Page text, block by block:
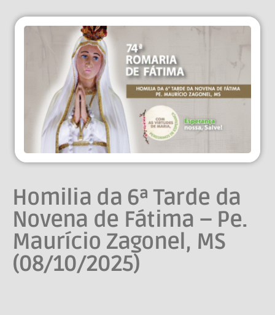
Homilia da 6ª Tarde da
Novena de Fátima – Pe.
Maurício Zagonel, MS
(08/10/2025)